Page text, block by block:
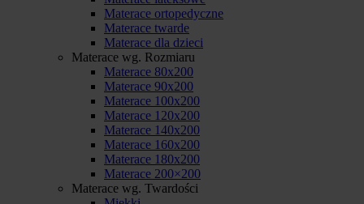
Materace ortopedyczne
Materace twarde
Materace dla dzieci
Materace wg. Rozmiaru
Materace 80x200
Materace 90x200
Materace 100x200
Materace 120x200
Materace 140x200
Materace 160x200
Materace 180x200
Materace 200×200
Materace wg. Twardości